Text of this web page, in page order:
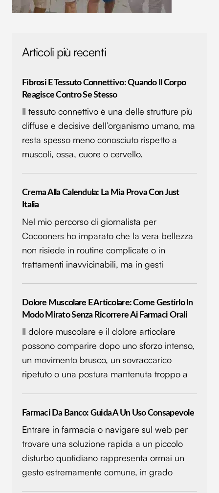
Articoli più recenti
Fibrosi E Tessuto Connettivo: Quando Il Corpo
Reagisce Contro Se Stesso
Il tessuto connettivo è una delle strutture più
diffuse e decisive dell’organismo umano, ma
resta spesso meno conosciuto rispetto a
muscoli, ossa, cuore o cervello.
Crema Alla Calendula: La Mia Prova Con Just
Italia
Nel mio percorso di giornalista per
Cocooners ho imparato che la vera bellezza
non risiede in routine complicate o in
trattamenti inavvicinabili, ma in gesti
Dolore Muscolare E Articolare: Come Gestirlo In
Modo Mirato Senza Ricorrere Ai Farmaci Orali
Il dolore muscolare e il dolore articolare
possono comparire dopo uno sforzo intenso,
un movimento brusco, un sovraccarico
ripetuto o una postura mantenuta troppo a
Farmaci Da Banco: Guida A Un Uso Consapevole
Entrare in farmacia o navigare sul web per
trovare una soluzione rapida a un piccolo
disturbo quotidiano rappresenta ormai un
gesto estremamente comune, in grado